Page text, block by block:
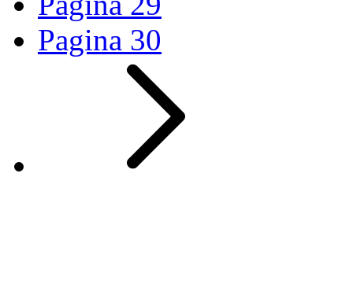
Pagina 30